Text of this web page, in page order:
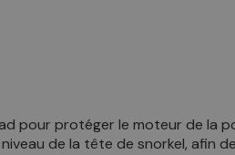
pour protéger le moteur de la
de la tête de snorkel, afin